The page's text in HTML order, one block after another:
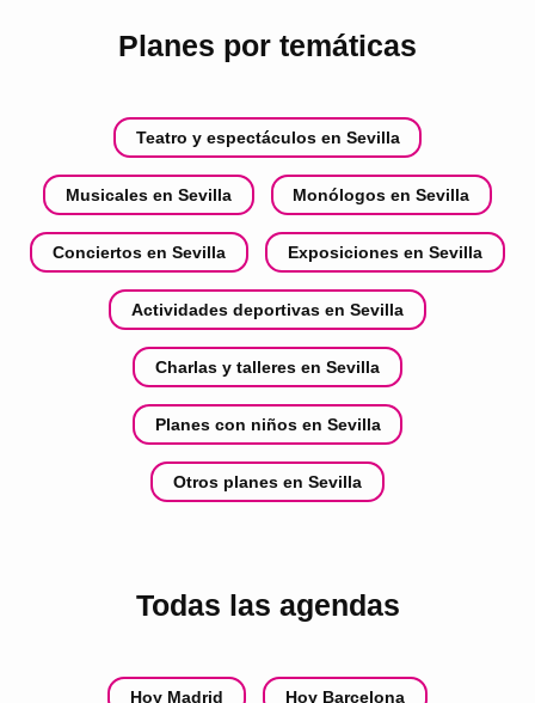
Planes por temáticas
Teatro y espectáculos en Sevilla
Musicales en Sevilla Monólogos en Sevilla
Conciertos en Sevilla Exposiciones en Sevilla
Actividades deportivas en Sevilla
Charlas y talleres en Sevilla
Planes con niños en Sevilla
Otros planes en Sevilla
Todas las agendas
Hoy Madrid Hoy Barcelona